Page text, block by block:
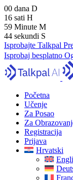
00 dana D
16 sati H
59 Minute M
43 sekundi S
Isprobajte Talkpal
Isprobaj besplatno
Početna
Učenje
Za Posao
Za
Registracija
Prijava
Hrvatski